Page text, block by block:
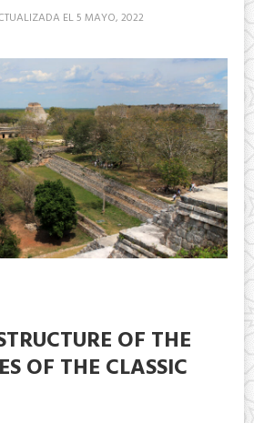
EL5 MAYO, 2022
OF THE
OF THE CLASSIC